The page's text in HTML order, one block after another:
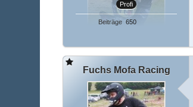
Profi
Beiträge 650
Fuchs Mofa Racing